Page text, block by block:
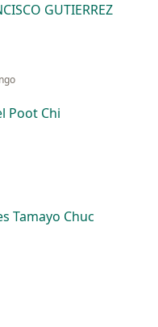
GUTIERREZ
Poot Chi
Tamayo Chuc